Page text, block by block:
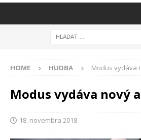
HOME HUDBA Modus vydáva
Modus vydáva nový
18. novembra 2018